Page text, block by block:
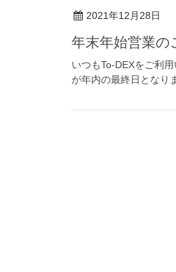
2021年12月28日
年末年始営業の
いつもTo-DEXをご利
が年内の最終日となり